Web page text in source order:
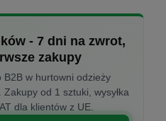
- 7 dni na zwrot,
zakupy
B2B w hurtowni odzieży
od 1 sztuki, wysyłka
dla klientów z UE.